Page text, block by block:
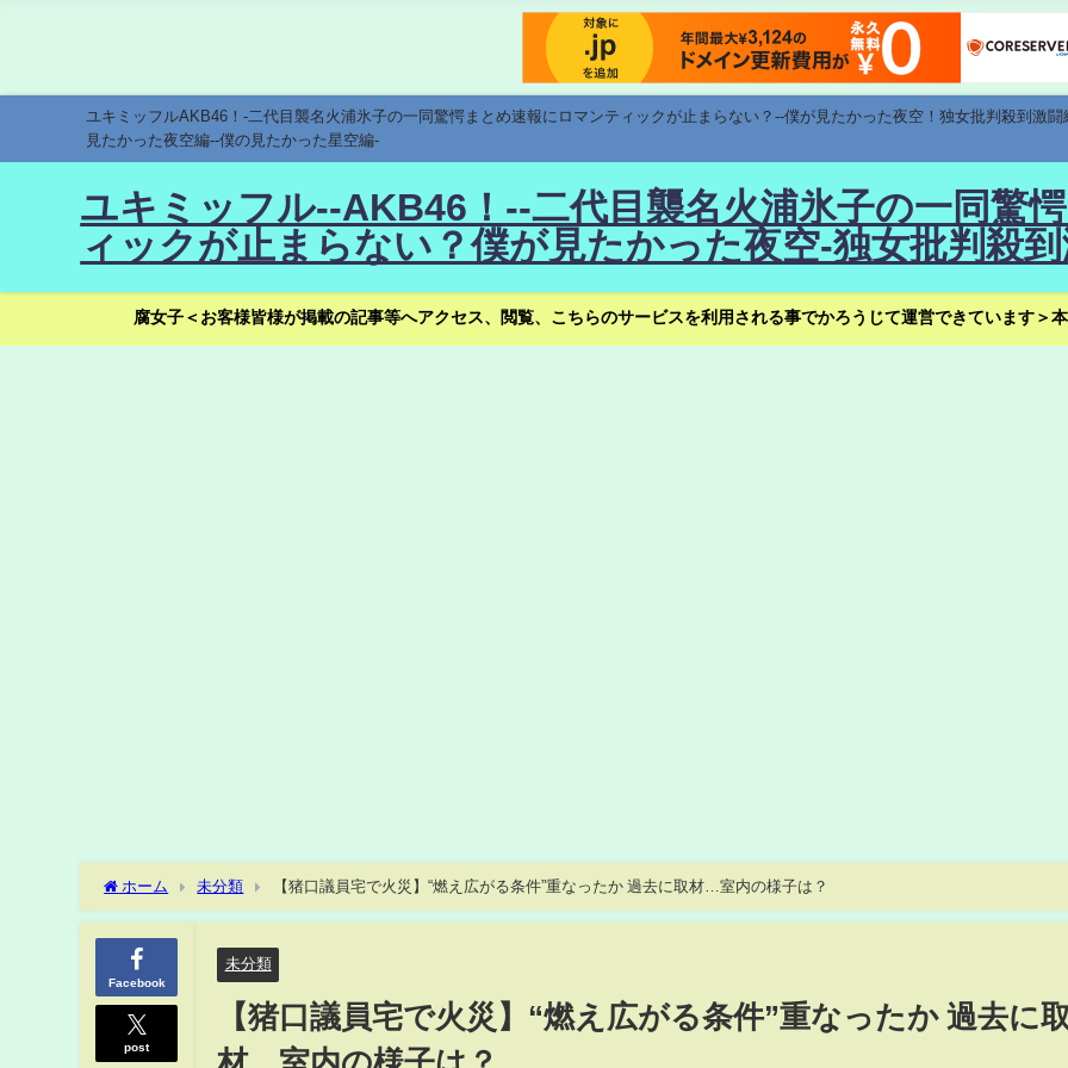
ユキミッフルAKB46！-二代目襲名火浦氷子の一同驚愕まとめ速報にロマンティックが止まらない？--僕が見たかった夜空！独女批判殺到激
見たかった夜空編--僕の見たかった星空編-
ユキミッフル--AKB46！--二代目襲名火浦氷子の一同驚
ィックが止まらない？僕が見たかった夜空-独女批判殺
腐女子＜お客様皆様が掲載の記事等へアクセス、閲覧、こちらのサービスを利用される事でかろうじて運営できています＞
ホーム 未分類 【猪口議員宅で火災】“燃え広がる条件”重なったか 過去に取材…室内の様子は？
Facebook
post
未分類
【猪口議員宅で火災】“燃え広がる条件”重なったか 過去に